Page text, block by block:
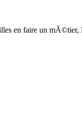
en faire un mÃ©tier,